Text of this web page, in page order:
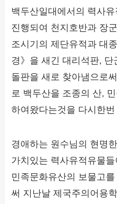
백두산일대에서의 력사
진행되여 천지호반과 장
조시기의 제단유적과 대
경》을 새긴 대리석판,
돌판을 새로 찾아냄으로
로 백두산을 조종의 산,
하여왔다는것을 다시한
경애하는 원수님의 현명
가치있는 력사유적유물
민족문화유산의 보물고
써 지난날 제국주의어용